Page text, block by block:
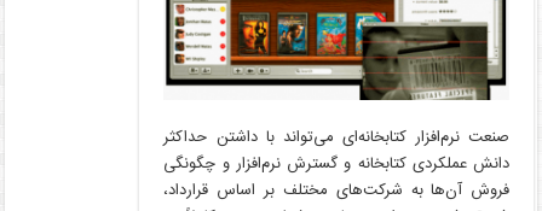
صنعت نرم‌افزار کتابخانه‌ای می‌تواند با داشتن حداکثر
دانش عملکردی کتابخانه و گسترش نرم‌افزار و چگونگی
فروش آن‌ها به شرکت‌های مختلف بر اساس قرارداد،